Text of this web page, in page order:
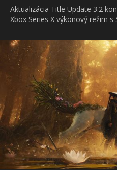
Aktualizácia Title Update 3.2
Xbox Series X výkonový režim